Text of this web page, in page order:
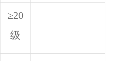
≥20
级